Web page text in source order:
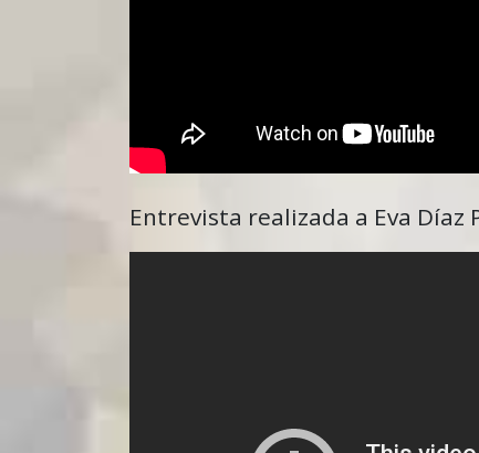
Entrevista realizada a Eva Díaz